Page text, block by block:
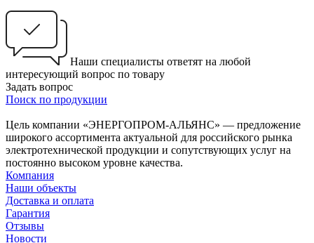
Наши специалисты ответят на любой
интересующий вопрос по товару
Задать вопрос
Поиск по продукции
Цель компании «ЭНЕРГОПРОМ-АЛЬЯНС» — предложение
широкого ассортимента актуальной для российского рынка
электротехнической продукции и сопутствующих услуг на
постоянно высоком уровне качества.
Компания
Наши объекты
Доставка и оплата
Гарантия
Отзывы
Новости